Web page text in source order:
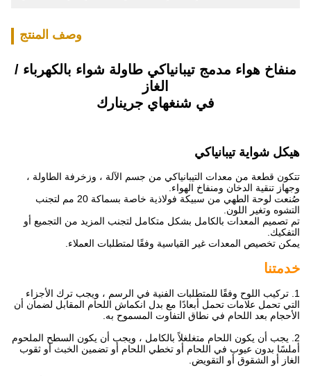
وصف المنتج
منفاخ هواء مدمج تيبانياكي طاولة شواء بالكهرباء /
الغاز
في شنغهاي جرينارك
هيكل شواية تيبانياكي
تتكون قطعة من معدات التيبانياكي من جسم الآلة ، وزخرفة الطاولة ،
وجهاز تنقية الدخان ومنفاخ الهواء.
صُنعت لوحة الطهي من سبيكة فولاذية خاصة بسماكة 20 مم لتجنب
التشوه وتغير اللون.
تم تصميم المعدات بالكامل بشكل متكامل لتجنب المزيد من التجميع أو
التفكيك.
يمكن تخصيص المعدات غير القياسية وفقًا لمتطلبات العملاء.
خدمتنا
1. تركيب اللوح وفقًا للمتطلبات الفنية في الرسم ، ويجب ترك الأجزاء
التي تحمل علامات تحمل أبعادًا مع بدل انكماش اللحام المقابل لضمان أن
الأحجام بعد اللحام في نطاق التفاوت المسموح به.
2. يجب أن يكون اللحام متغلغلاً بالكامل ، ويجب أن يكون السطح الملحوم
أملسًا بدون عيوب في اللحام أو تخطي اللحام أو تضمين الخبث أو ثقوب
الغاز أو الشقوق أو التقويض.